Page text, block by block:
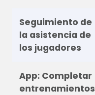
Seguimiento de
la asistencia de
los jugadores
App: Completar
entrenamientos